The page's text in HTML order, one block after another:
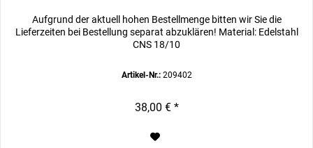
Aufgrund der aktuell hohen Bestellmenge bitten wir Sie die
Lieferzeiten bei Bestellung separat abzuklären! Material: Edelstahl
CNS 18/10
Artikel-Nr.:209402
38,00 € *